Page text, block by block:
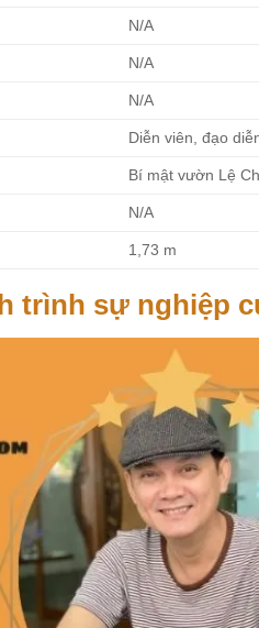
N/A
N/A
N/A
Diễn viên, đạo
Bí mật vườn Lệ
N/A
1,73 m
trình sự nghiệp